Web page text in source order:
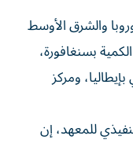
45 باحثاً من أوروبا والشرق الأوسط
بسنغافورة،
ومركز
للمعهد، إن